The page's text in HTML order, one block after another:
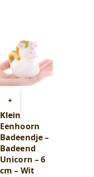
+
winkelwagen
Klein
Eenhoorn
Badeendje –
Badeend
Unicorn – 6
cm – Wit